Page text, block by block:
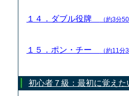
１４．ダブル役牌 （約3分50
１５．ポン・チー （約11分
初心者７級：最初に覚えた